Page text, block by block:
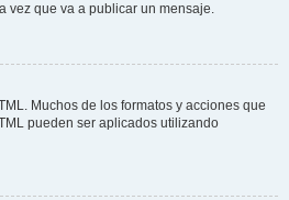
vez que va a publicar un mensaje.
Muchos de los formatos y acciones que
pueden ser aplicados utilizando